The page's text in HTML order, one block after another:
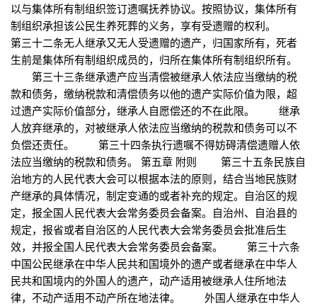
以与集体所有制组织签订遗嘱抚养协议。按照协议，集体所有
制组织承担该公民生养死葬的义务，享有受遗赠的权利。
第三十二条无人继承又无人受遗赠的遗产，归国家所有，死者
生前是集体所有制组织成员的，归所在集体所有制组织所有。
第三十三条继承遗产应当清偿被继承人依法应当缴纳的税
款和债务，缴纳税款和清偿债务以他的遗产实际价值为限，超
过遗产实际价值部分，继承人自愿偿还的不在此限。 继承
人放弃继承的，对被继承人依法应当缴纳的税款和债务可以不
负偿还责任。 第三十四条执行遗嘱不得妨碍清偿遗赠人依
法应当缴纳的税款和债务。 第五章 附则 第三十五条民族自
治地方的人民代表大会可以根据本法的原则，结合当地民族财
产继承的具体情况，制定变通的或者补充的规定。自治区的规
定，报全国人民代表大会常务委员会备案。自治州、自治县的
规定，报省或者自治区的人民代表大会常务委员会批准后生
效，并报全国人民代表大会常务委员会备案。 第三十六条
中国公民继承在中华人民共和国境外的遗产或者继承在中华人
民共和国境内的外国人的遗产，动产适用被继承人住所地法
律，不动产适用不动产所在地法律。 外国人继承在中华人